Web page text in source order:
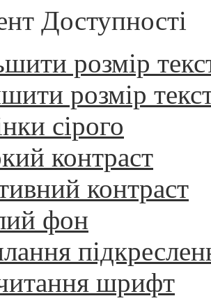
Доступності
розмір
розмір
сірого
контраст
контраст
фон
шрифт